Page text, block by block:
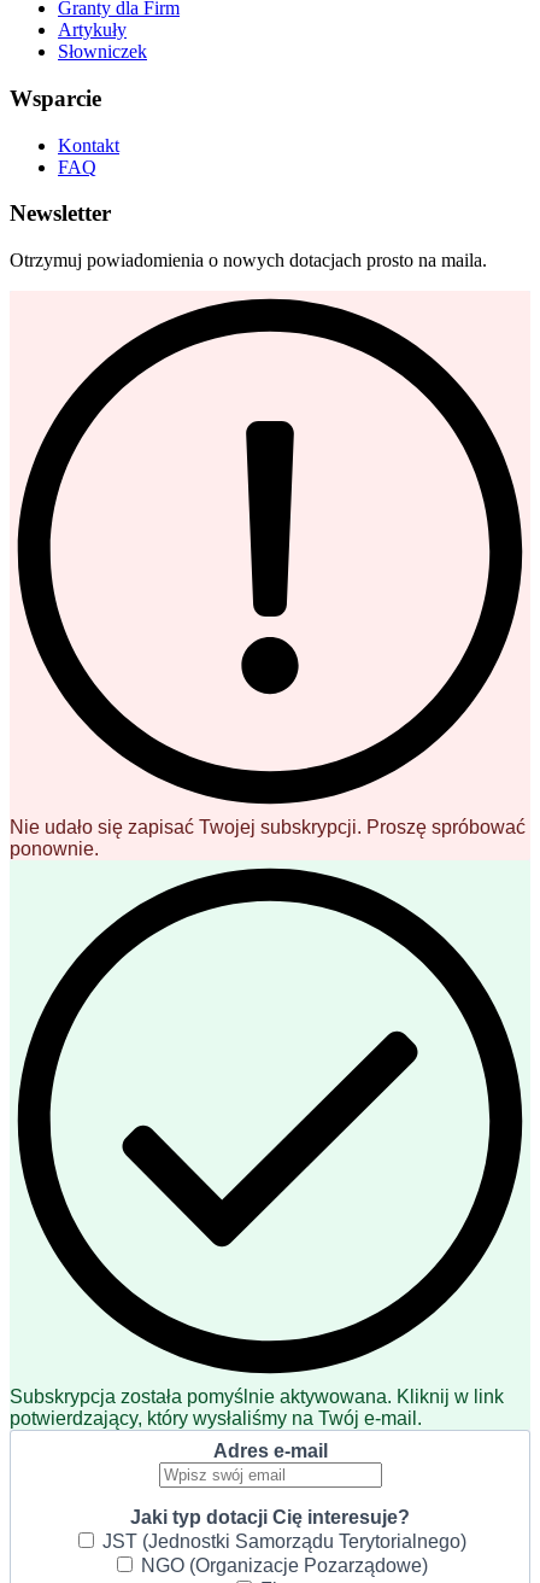
Granty dla Firm
Artykuły
Słowniczek
Wsparcie
Kontakt
FAQ
Newsletter
Otrzymuj powiadomienia o nowych dotacjach prosto na maila.
Nie udało się zapisać Twojej subskrypcji. Proszę spróbować
ponownie.
Subskrypcja została pomyślnie aktywowana. Kliknij w link
potwierdzający, który wysłaliśmy na Twój e-mail.
Adres e-mail
Jaki typ dotacji Cię interesuje?
JST (Jednostki Samorządu Terytorialnego)
NGO (Organizacje Pozarządowe)